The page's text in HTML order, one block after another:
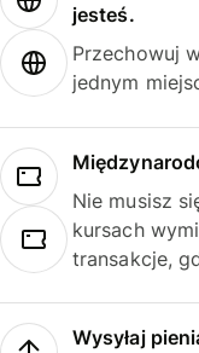
jesteś.
Przechowuj
jednym
Nie musisz
kursach
transakcje,
Wysyłaj